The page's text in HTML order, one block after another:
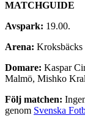
MATCHGUIDE
Avspark: 19.00.
Arena: Kroksbäcks
Domare: Kaspar
Malmö, Mishko
Följ matchen:
genom Svenska